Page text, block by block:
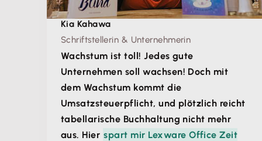
Kia Kahawa
Schriftstellerin & Unternehmerin
Wachstum ist toll! Jedes gute
Unternehmen soll wachsen! Doch mit
dem Wachstum kommt die
Umsatzsteuerpflicht, und plötzlich reicht
tabellarische Buchhaltung nicht mehr
aus. Hier spart mir Lexware Office Zeit